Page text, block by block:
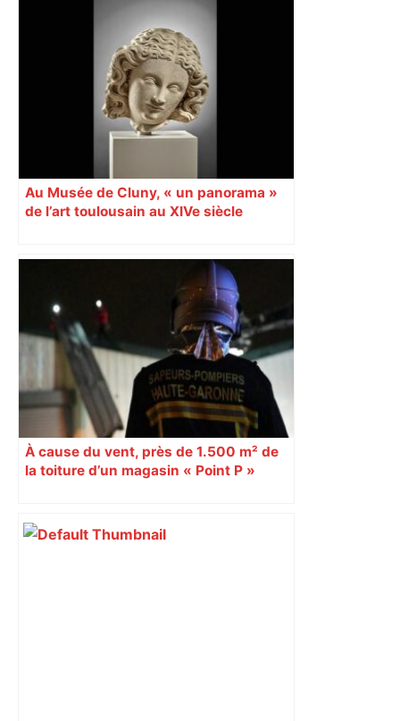
Au Musée de Cluny, « un panorama »
de l’art toulousain au XIVe siècle
À cause du vent, près de 1.500 m² de
la toiture d’un magasin « Point P »